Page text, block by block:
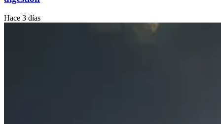
Hace 3 días